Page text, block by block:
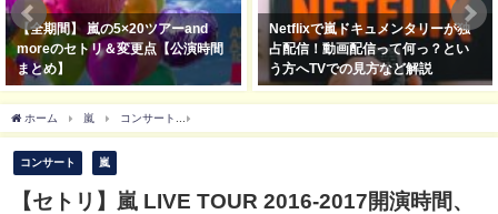
【全期間】 嵐の5×20ツアーand
moreのセトリ＆変更点【公演時間
まとめ】
Netflixで嵐ドキュメンタリーが独
占配信！動画配信って何っ？とい
う方へTVでの見方など解説
ホーム 嵐 コンサート
コンサート 嵐
【セトリ】嵐 LIVE TOUR 2016-2017開演時間、